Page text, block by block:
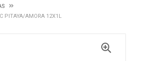
PITAYA/AMORA 12X1L